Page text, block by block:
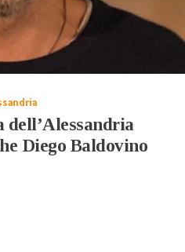
dell’Alessandria
Diego Baldovino